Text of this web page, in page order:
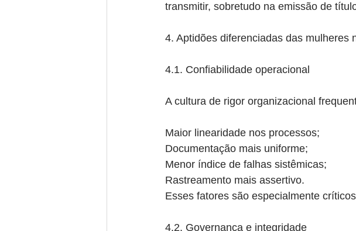
transmitir, sobretudo na emissão de
4. Aptidões diferenciadas das mulheres
4.1. Confiabilidade operacional
A cultura de rigor organizacional
Maior linearidade nos processos;
Documentação mais uniforme;
Menor índice de falhas sistêmicas;
Rastreamento mais assertivo.
Esses fatores são especialmente
4.2. Governança e integridade